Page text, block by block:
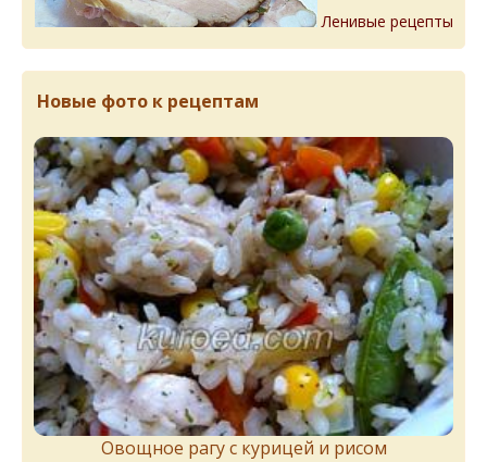
Ленивые рецепты
Новые фото к рецептам
Овощное рагу с курицей и рисом